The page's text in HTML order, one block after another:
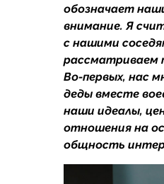
обозначает
внимание. Я
с нашими
рассматриваем
Во-первых, нас
деды вместе
наши идеалы,
отношения на
общность